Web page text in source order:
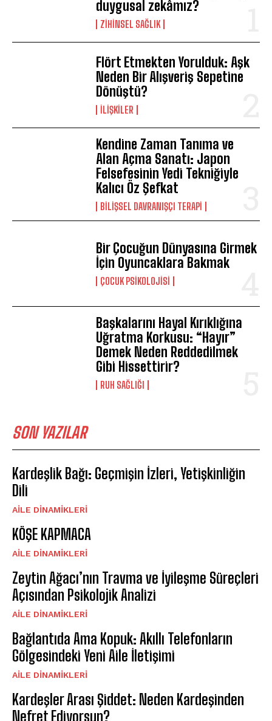
duygusal zekâmız?
ZIHINSEL SAĞLIK
Flört Etmekten Yorulduk: Aşk
Neden Bir Alışveriş Sepetine
Dönüştü?
İLIŞKILER
Kendine Zaman Tanıma ve
Alan Açma Sanatı: Japon
Felsefesinin Yedi Tekniğiyle
Kalıcı Öz Şefkat
BILIŞSEL DAVRANIŞÇI TERAPI
Bir Çocuğun Dünyasına Girmek
İçin Oyuncaklara Bakmak
ÇOCUK PSIKOLOJISI
Başkalarını Hayal Kırıklığına
Uğratma Korkusu: “Hayır”
Demek Neden Reddedilmek
Gibi Hissettirir?
⁠RUH SAĞLIĞI
SON YAZILAR
Kardeşlik Bağı: Geçmişin İzleri, Yetişkinliğin
Dili
AILE DINAMIKLERI
KÖŞE KAPMACA
AILE DINAMIKLERI
Zeytin Ağacı’nın Travma ve İyileşme Süreçleri
Açısından Psikolojik Analizi
AILE DINAMIKLERI
Bağlantıda Ama Kopuk: Akıllı Telefonların
Gölgesindeki Yeni Aile İletişimi
AILE DINAMIKLERI
Kardeşler Arası Şiddet: Neden Kardeşinden
Nefret Ediyorsun?